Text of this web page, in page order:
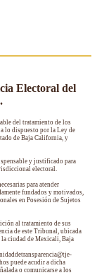
Electoral del
del tratamiento de los
lo dispuesto por la Ley de
de Baja California, y
y justificado para
electoral.
para atender
fundados y motivados,
en Posesión de Sujetos
al tratamiento de sus
de este Tribunal, ubicada
la ciudad de Mexicali, Baja
puede acudir a dicha
o comunicarse a los